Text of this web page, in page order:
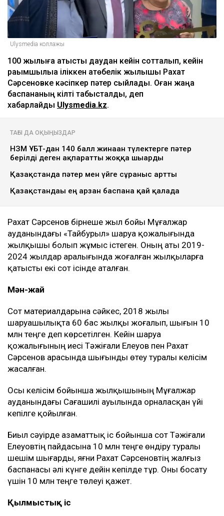
Ulysmedia коллажы
100 жылқыға қатысты даудан кейін сотталып, кейін
рақымшылыққа іліккен ақтөбелік жылқышы Рахат
Сәрсеновке кәсіпкер пәтер сыйлады. Оған жаңа
баспананың кілті табысталды, деп
хабарлайды Ulysmedia.kz.
ТАҒЫ ДА ОҚЫҢЫЗДАР
НЗМ ҰБТ-дан 140 балл жинаған түлектерге пәтер
берілді деген ақпаратты жоққа шығарды
Қазақстанда пәтер мен үйге сұраныс артты
Қазақстандағы ең арзан баспана қай қалада
Рахат Сәрсенов бірнеше жыл бойы Мұғалжар
ауданындағы «Тайбурыл» шаруа қожалығында
жылқышы болып жұмыс істеген. Оның аты 2019-
2024 жылдар аралығында жоғалған жылқыларға
қатысты екі сот ісінде аталған.
Мән-жай
Сот материалдарына сәйкес, 2018 жылы
шаруашылықта 60 бас жылқы жоғалып, шығын 10
млн теңге деп көрсетілген. Кейін шаруа
қожалығының иесі Тәжіғали Елеуов пен Рахат
Сәрсенов арасында шығынды өтеу туралы келісім
жасалған.
Осы келісім бойынша жылқышының Мұғалжар
ауданындағы Сағашилі ауылында орналасқан үйі
кепілге қойылған.
Биыл сәуірде азаматтық іс бойынша сот Тәжіғали
Елеуовтің пайдасына 10 млн теңге өндіру туралы
шешім шығарды, яғни Рахат Сәрсеновтің жалғыз
баспанасы әлі күнге дейін кепілде тұр. Оны босату
үшін 10 млн теңге төлеуі қажет.
Қылмыстық іс